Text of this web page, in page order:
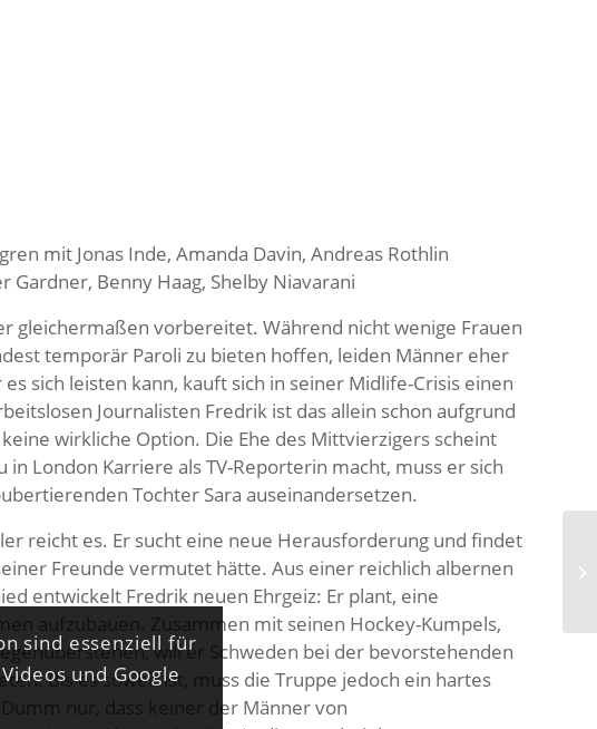
mit Jonas Inde, Amanda Davin, Andreas Rothlin
Gardner, Benny Haag, Shelby Niavarani
gleichermaßen vorbereitet. Während nicht wenige Frauen
temporär Paroli zu bieten hoffen, leiden Männer eher
sich leisten kann, kauft sich in seiner Midlife-Crisis einen
Journalisten Fredrik ist das allein schon aufgrund
wirkliche Option. Die Ehe des Mittvierzigers scheint
in London Karriere als TV-Reporterin macht, muss er sich
Tochter Sara auseinandersetzen.
reicht es. Er sucht eine neue Herausforderung und findet
Freunde vermutet hätte. Aus einer reichlich albernen
entwickelt Fredrik neuen Ehrgeiz: Er plant, eine
aufzubauen. Zusammen mit seinen Hockey-Kumpels,
will er Schweden bei der bevorstehenden
Bis es soweit ist, muss die Truppe jedoch ein hartes
nur, dass keiner der Männer von
sind essenziell für
und Google